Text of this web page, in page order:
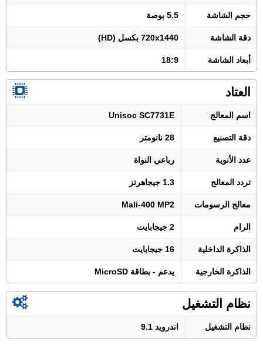
حجم الشاشة 5.5 بوصة
دقة الشاشة 720x1440 بكسل (HD)
أبعاد الشاشة 18:9
العتاد
اسم المعالج Unisoc SC7731E
دقة التصنيع 28 نانومتر
عدد الأنوية رباعي النواة
تردد المعالج 1.3 جيجاهرتز
معالج الرسومات Mali-400 MP2
الرام 2 جيجابايت
الذاكرة الداخلية 16 جيجابايت
الذاكرة الخارجية يدعم - بطاقة MicroSD
نظام التشغيل
نظام التشغيل اندرويد 9.1